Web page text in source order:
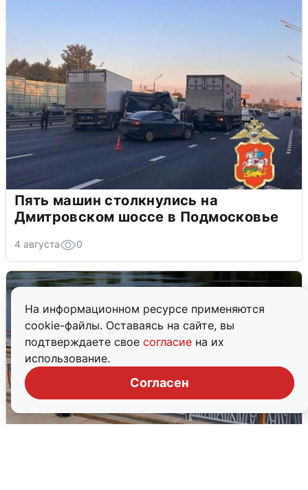
На информационном ресурсе применяются
cookie-файлы. Оставаясь на сайте, вы
подтверждаете свое согласие на их
использование.
Согласен
Пять машин столкнулись на
Дмитровском шоссе в Подмосковье
4 августа 0